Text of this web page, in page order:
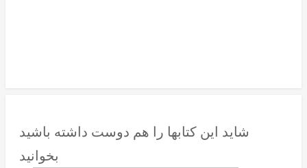
شاید این کتابها را هم دوست داشته باشید
بخوانید